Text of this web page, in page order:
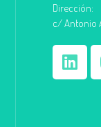
Dirección:
c/ Antonio